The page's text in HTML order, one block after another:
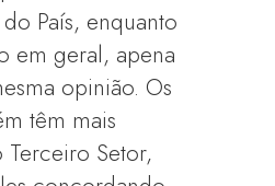
País, enquanto
em geral, apena
opinião. Os
têm mais
Setor,